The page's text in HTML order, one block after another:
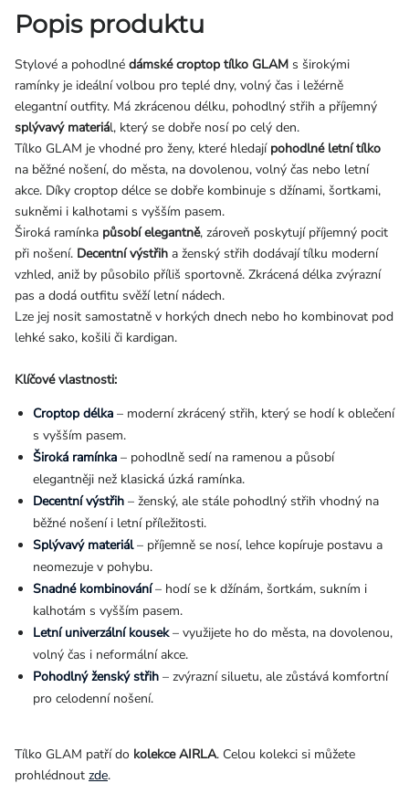
Popis produktu
Stylové a pohodlné dámské croptop tílko GLAM s širokými
ramínky je ideální volbou pro teplé dny, volný čas i ležérně
elegantní outfity. Má zkrácenou délku, pohodlný střih a příjemný
splývavý materiál, který se dobře nosí po celý den.
Tílko GLAM je vhodné pro ženy, které hledají pohodlné letní tílko
na běžné nošení, do města, na dovolenou, volný čas nebo letní
akce. Díky croptop délce se dobře kombinuje s džínami, šortkami,
sukněmi i kalhotami s vyšším pasem.
Široká ramínka působí elegantně, zároveň poskytují příjemný pocit
při nošení. Decentní výstřih a ženský střih dodávají tílku moderní
vzhled, aniž by působilo příliš sportovně. Zkrácená délka zvýrazní
pas a dodá outfitu svěží letní nádech.
Lze jej nosit samostatně v horkých dnech nebo ho kombinovat pod
lehké sako, košili či kardigan.
Klíčové vlastnosti:
Croptop délka – moderní zkrácený střih, který se hodí k oblečení
s vyšším pasem.
Široká ramínka – pohodlně sedí na ramenou a působí
elegantněji než klasická úzká ramínka.
Decentní výstřih – ženský, ale stále pohodlný střih vhodný na
běžné nošení i letní příležitosti.
Splývavý materiál– příjemně se nosí, lehce kopíruje postavu a
neomezuje v pohybu.
Snadné kombinování– hodí se k džínám, šortkám, sukním i
kalhotám s vyšším pasem.
Letní univerzální kousek– využijete ho do města, na dovolenou,
volný čas i neformální akce.
Pohodlný ženský střih – zvýrazní siluetu, ale zůstává komfortní
pro celodenní nošení.
Tílko GLAM patří do kolekce AIRLA. Celou kolekci si můžete
prohlédnout zde.